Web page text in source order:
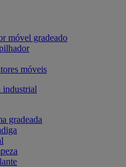
móvel gradeado
móveis
industrial
gradeada